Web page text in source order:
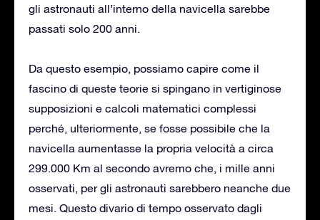
gli astronauti all’interno della navicella sarebbe
passati solo 200 anni.
Da questo esempio, possiamo capire come il
fascino di queste teorie si spingano in vertiginose
supposizioni e calcoli matematici complessi
perché, ulteriormente, se fosse possibile che la
navicella aumentasse la propria velocità a circa
299.000 Km al secondo avremo che, i mille anni
osservati, per gli astronauti sarebbero neanche due
mesi. Questo divario di tempo osservato dagli